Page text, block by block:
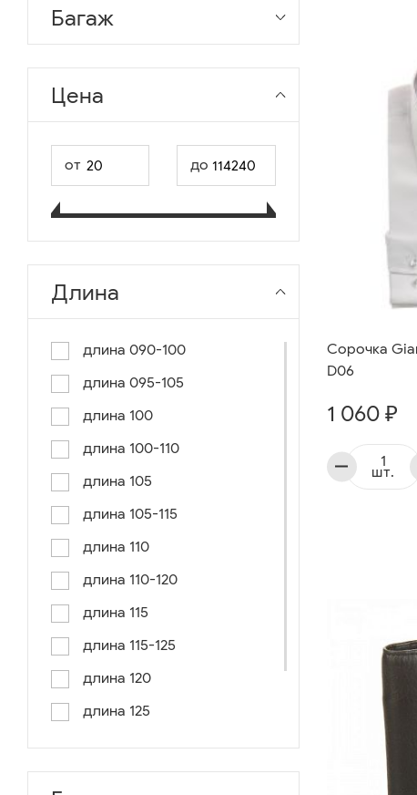
Багаж
Цена
от до
Длина
длина 090-100
длина 095-105
длина 100
длина 100-110
длина 105
длина 105-115
длина 110
длина 110-120
длина 115
длина 115-125
длина 120
длина 125
длина 130
длина 135
Сорочка
D06
1 060 ₽
шт.